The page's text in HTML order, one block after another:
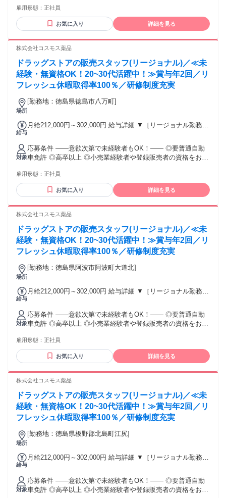
ｈ） ※赴任住宅手当3万円込み（家賃6万円の物件入居の場
344,300円 （29ｈ分時間外手当含む。実際の残業時間16.5ｈ）
※赴任住宅手当3万円込み（家賃6万円の物件入居の場合）
【経験者B】小売業で店長・マネジメント職経験者(登録販売
者)) 309,300円～376,200円 （39ｈ分時間外手当含む。実際の
残業時間22ｈ） ※赴任住宅手当3万円込み（家賃6万円の物件
入居の場合） 勤務形態やエリアによって異なります。 詳細に
ついては【勤務地範囲と給与について】をご確認ください。
後、資格取得を目指すことも可能。研修や講習会もあり。 ※
同業界からの転職者が増えてきており、入社後活躍に繋がっ
ています。もちろん異業界からの応募や、第二新卒者も含め
雇用形態： 正社員
お気に入り 詳細を見る
株式会社コスモス薬品
ドラッグストアの販売スタッフ(リージョナル)／≪未
経験・無資格OK！20~30代活躍中！≫賞与年2回／リ
フレッシュ休暇取得率100％／研修制度充実
場所
[勤務地：徳島県徳島市八万町]
給与
月給212,000円～302,000円 給与詳細 ▼［リージョナル勤務］
（残業時間 月2h程度） 247,000円～277,000円 【スキルアッ
プコース】早期キャリアアップを目指したい方向け 271,000円
～317,600円 （15ｈ分時間外手当含む。実際の残業時間11
ｈ） ※赴任住宅手当3万円込み（家賃6万円の物件入居の場
344,300円 （29ｈ分時間外手当含む。実際の残業時間16.5ｈ）
※赴任住宅手当3万円込み（家賃6万円の物件入居の場合）
【経験者B】小売業で店長・マネジメント職経験者(登録販売
者)) 309,300円～376,200円 （39ｈ分時間外手当含む。実際の
残業時間22ｈ） ※赴任住宅手当3万円込み（家賃6万円の物件
入居の場合） 勤務形態やエリアによって異なります。 詳細に
ついては【勤務地範囲と給与について】をご確認ください。
対象
応募条件 ――意欲次第で未経験者もOK！―― ◎要普通自動
車免許 ◎高卒以上 ◎小売業経験者や登録販売者の資格をお持
後、資格取得を目指すことも可能。研修や講習会もあり。 ※
同業界からの転職者が増えてきており、入社後活躍に繋がっ
ています。もちろん異業界からの応募や、第二新卒者も含め
雇用形態： 正社員
お気に入り 詳細を見る
株式会社コスモス薬品
ドラッグストアの販売スタッフ(リージョナル)／≪未
経験・無資格OK！20~30代活躍中！≫賞与年2回／リ
フレッシュ休暇取得率100％／研修制度充実
場所
[勤務地：徳島県阿波市阿波町大道北]
給与
月給212,000円～302,000円 給与詳細 ▼［リージョナル勤務］
（残業時間 月2h程度） 247,000円～277,000円 【スキルアッ
プコース】早期キャリアアップを目指したい方向け 271,000円
～317,600円 （15ｈ分時間外手当含む。実際の残業時間11
ｈ） ※赴任住宅手当3万円込み（家賃6万円の物件入居の場
344,300円 （29ｈ分時間外手当含む。実際の残業時間16.5ｈ）
※赴任住宅手当3万円込み（家賃6万円の物件入居の場合）
【経験者B】小売業で店長・マネジメント職経験者(登録販売
者)) 309,300円～376,200円 （39ｈ分時間外手当含む。実際の
残業時間22ｈ） ※赴任住宅手当3万円込み（家賃6万円の物件
入居の場合） 勤務形態やエリアによって異なります。 詳細に
ついては【勤務地範囲と給与について】をご確認ください。
対象
応募条件 ――意欲次第で未経験者もOK！―― ◎要普通自動
車免許 ◎高卒以上 ◎小売業経験者や登録販売者の資格をお持
後、資格取得を目指すことも可能。研修や講習会もあり。 ※
同業界からの転職者が増えてきており、入社後活躍に繋がっ
ています。もちろん異業界からの応募や、第二新卒者も含め
雇用形態： 正社員
お気に入り 詳細を見る
株式会社コスモス薬品
ドラッグストアの販売スタッフ(リージョナル)／≪未
経験・無資格OK！20~30代活躍中！≫賞与年2回／リ
フレッシュ休暇取得率100％／研修制度充実
場所
[勤務地：徳島県板野郡北島町江尻]
給与
月給212,000円～302,000円 給与詳細 ▼［リージョナル勤務］
（残業時間 月2h程度） 247,000円～277,000円 【スキルアッ
プコース】早期キャリアアップを目指したい方向け 271,000円
～317,600円 （15ｈ分時間外手当含む。実際の残業時間11
対象
応募条件 ――意欲次第で未経験者もOK！―― ◎要普通自動
車免許 ◎高卒以上 ◎小売業経験者や登録販売者の資格をお持